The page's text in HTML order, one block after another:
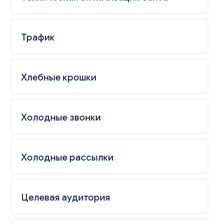
Трафик
Хлебные крошки
Холодные звонки
Холодные рассылки
Целевая аудитория